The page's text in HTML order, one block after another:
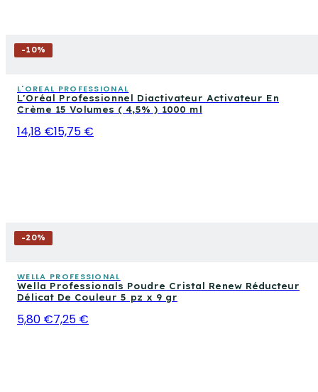
-10%
L'OREAL PROFESSIONAL
L'Oréal Professionnel Diactivateur Activateur En
Crème 15 Volumes ( 4,5% ) 1000 ml
14,18 €15,75 €
-20%
WELLA PROFESSIONAL
Wella Professionals Poudre Cristal Renew Réducteur
Délicat De Couleur 5 pz x 9 gr
5,80 €7,25 €